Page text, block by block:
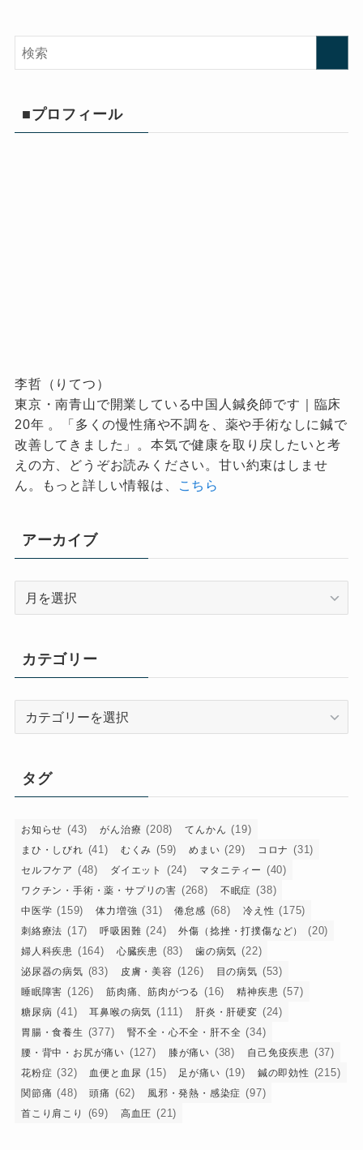
■プロフィール
李哲（りてつ）
東京・南青山で開業している中国人鍼灸師です｜臨床
20年 。「多くの慢性痛や不調を、薬や手術なしに鍼で
改善してきました」。本気で健康を取り戻したいと考
えの方、どうぞお読みください。甘い約束はしませ
ん。もっと詳しい情報は、
こちら
アーカイブ
ブ
カテゴリー
ー
タグ
お知らせ (43) がん治療 (208) てんかん (19)
まひ・しびれ (41) むくみ (59) めまい (29) コロナ (31)
セルフケア (48) ダイエット (24) マタニティー (40)
ワクチン・手術・薬・サプリの害 (268) 不眠症 (38)
中医学 (159) 体力増強 (31) 倦怠感 (68) 冷え性 (175)
刺絡療法 (17) 呼吸困難 (24) 外傷（捻挫・打撲傷など） (20)
婦人科疾患 (164) 心臓疾患 (83) 歯の病気 (22)
泌尿器の病気 (83) 皮膚・美容 (126) 目の病気 (53)
睡眠障害 (126) 筋肉痛、筋肉がつる (16) 精神疾患 (57)
糖尿病 (41) 耳鼻喉の病気 (111) 肝炎・肝硬変 (24)
胃腸・食養生 (377) 腎不全・心不全・肝不全 (34)
腰・背中・お尻が痛い (127) 膝が痛い (38) 自己免疫疾患 (37)
花粉症 (32) 血便と血尿 (15) 足が痛い (19) 鍼の即効性 (215)
関節痛 (48) 頭痛 (62) 風邪・発熱・感染症 (97)
首こり肩こり (69) 高血圧 (21)